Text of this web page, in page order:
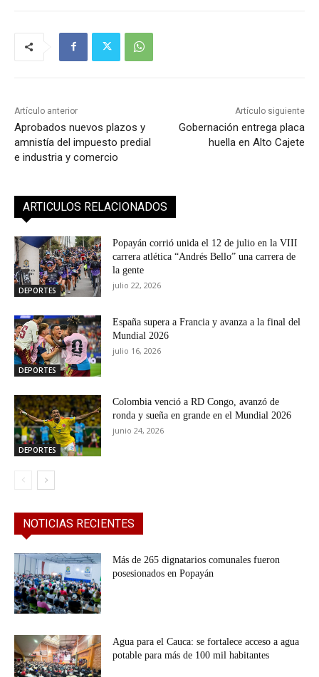
Artículo anterior
Aprobados nuevos plazos y
amnistía del impuesto predial
e industria y comercio
Artículo siguiente
Gobernación entrega placa
huella en Alto Cajete
ARTICULOS RELACIONADOS
DEPORTES
Popayán corrió unida el 12 de julio en la VIII
carrera atlética “Andrés Bello” una carrera de
la gente
julio 22, 2026
DEPORTES
España supera a Francia y avanza a la final del
Mundial 2026
julio 16, 2026
DEPORTES
Colombia venció a RD Congo, avanzó de
ronda y sueña en grande en el Mundial 2026
junio 24, 2026
NOTICIAS RECIENTES
Más de 265 dignatarios comunales fueron
posesionados en Popayán
Agua para el Cauca: se fortalece acceso a agua
potable para más de 100 mil habitantes